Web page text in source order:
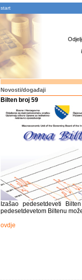
Novosti/događaji
Bilten broj 59
Izašao pedesetdeveti
pedesetdevetom Biltenu
ovdje